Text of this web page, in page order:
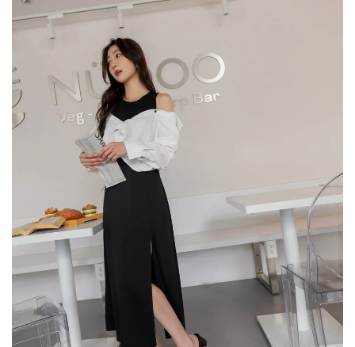
襯衫 褲裙 冰感